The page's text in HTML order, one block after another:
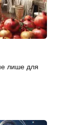
лише для